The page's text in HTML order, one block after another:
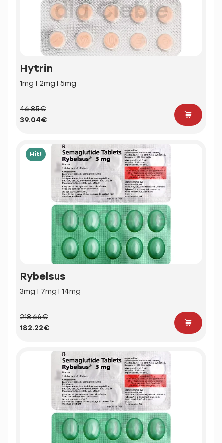
Hytrin
1mg | 2mg | 5mg
46.85€
39.04€
Hit!
Rybelsus
3mg | 7mg | 14mg
218.66€
182.22€